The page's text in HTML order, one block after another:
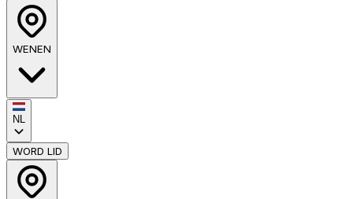
WENEN
NL
WORD LID